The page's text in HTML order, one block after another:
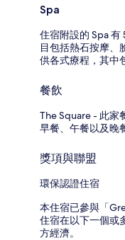
Spa
住宿附設的 Spa
目包括熱石按摩、
供各式療程，其中
餐飲
The Square - 此家
早餐、午餐以及晚
獎項與聯盟
環保認證住宿
本住宿已參與「
住宿在以下一個或
方經濟。